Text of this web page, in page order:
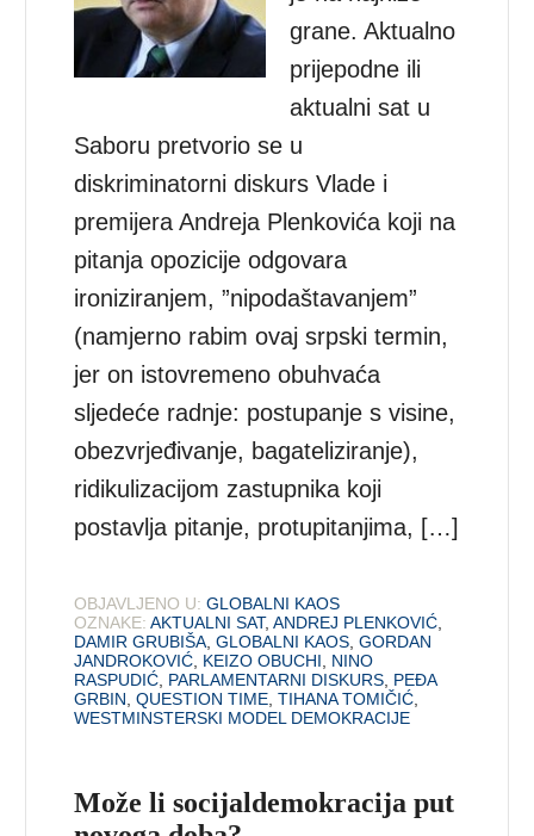
grane. Aktualno
prijepodne ili
aktualni sat u
Saboru pretvorio se u
diskriminatorni diskurs Vlade i
premijera Andreja Plenkovića koji na
pitanja opozicije odgovara
ironiziranjem, ”nipodaštavanjem”
(namjerno rabim ovaj srpski termin,
jer on istovremeno obuhvaća
sljedeće radnje: postupanje s visine,
obezvrjeđivanje, bagateliziranje),
ridikulizacijom zastupnika koji
postavlja pitanje, protupitanjima, […]
OBJAVLJENO U: GLOBALNI KAOS
OZNAKE: AKTUALNI SAT,ANDREJ PLENKOVIĆ
DAMIR GRUBIŠA ,GLOBALNI KAOS ,GORDAN
JANDROKOVIĆ KEIZO OBUCHI
NINO
RASPUDIĆ PARLAMENTARNI DISKURS PEĐA
GRBIN ,QUESTION TIME ,TIHANA TOMIČIĆ
WESTMINSTERSKI MODEL DEMOKRACIJE
Može li socijaldemokracija put